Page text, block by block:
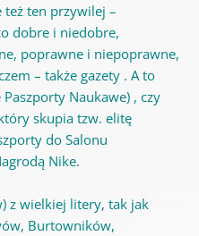
ten przywilej –
dobre i niedobre,
poprawne i niepoprawne,
– także gazety . A to
Naukawe) , czy
skupia tzw. elitę
do Salonu
Nike.
z wielkiej litery, tak jak
Burtowników,